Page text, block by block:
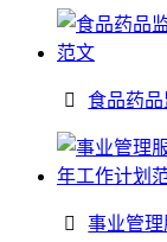
食品药
事业管